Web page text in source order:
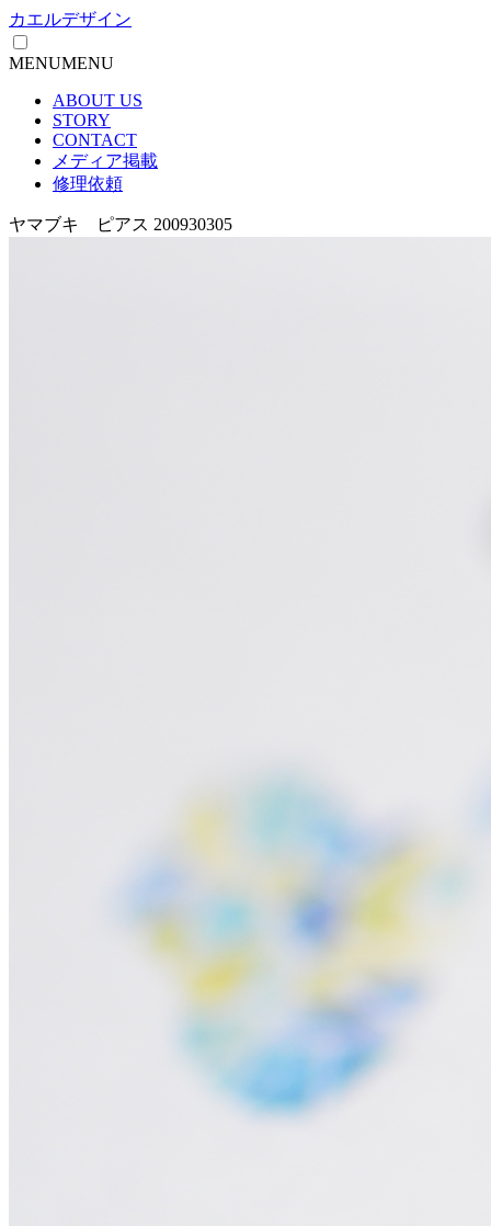
カエルデザイン
MENUMENU
ABOUT US
STORY
CONTACT
メディア掲載
修理依頼
ヤマブキ ピアス 200930305